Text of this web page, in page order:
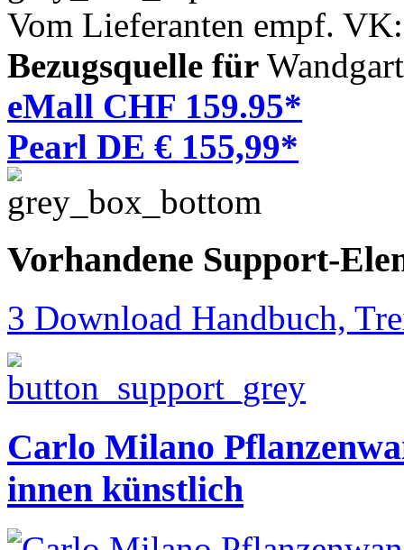
Vom Lieferanten empf.
Bezugsquelle für
eMall CHF 159.95*
Pearl DE € 155,99*
Vorhandene Support-
3 Download Handbuch,
Carlo Milano
innen künstlich